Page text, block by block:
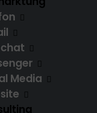
Media
Anfrage starten
können